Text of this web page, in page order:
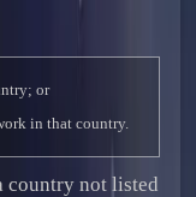
or
in that country.
country not listed